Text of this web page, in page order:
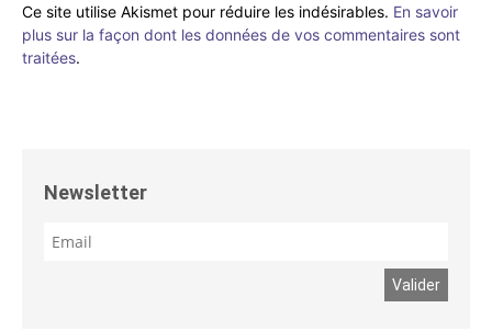
Ce site utilise Akismet pour réduire les indésirables. En savoir
plus sur la façon dont les données de vos commentaires sont
traitées.
Newsletter